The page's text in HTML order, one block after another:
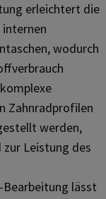
erleichtert die
wodurch
Zahnradprofilen
werden,
Leistung des
Bearbeitung lässt